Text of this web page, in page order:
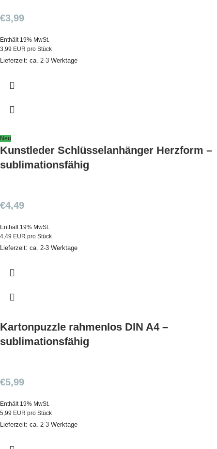
€3,99
Enthält 19% MwSt.
3,99 EUR pro Stück
Lieferzeit: ca. 2-3 Werktage
Neu
Kunstleder Schlüsselanhänger Herzform –
sublimationsfähig
€4,49
Enthält 19% MwSt.
4,49 EUR pro Stück
Lieferzeit: ca. 2-3 Werktage
Kartonpuzzle rahmenlos DIN A4 –
sublimationsfähig
€5,99
Enthält 19% MwSt.
5,99 EUR pro Stück
Lieferzeit: ca. 2-3 Werktage